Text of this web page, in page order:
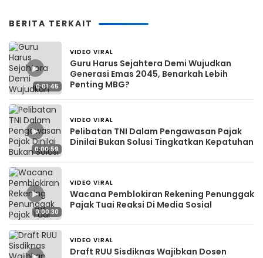
BERITA TERKAIT
▶
0:01:45
VIDEO VIRAL
Guru Harus Sejahtera Demi Wujudkan
Generasi Emas 2045, Benarkah Lebih
Penting MBG?
▶
0:00:59
VIDEO VIRAL
Pelibatan TNI Dalam Pengawasan Pajak
Dinilai Bukan Solusi Tingkatkan Kepatuhan
▶
0:00:30
VIDEO VIRAL
Wacana Pemblokiran Rekening Penunggak
Pajak Tuai Reaksi Di Media Sosial
VIDEO VIRAL
Draft RUU Sisdiknas Wajibkan Dosen